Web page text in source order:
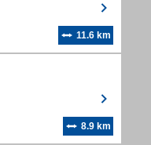
11.6 km
8.9 km